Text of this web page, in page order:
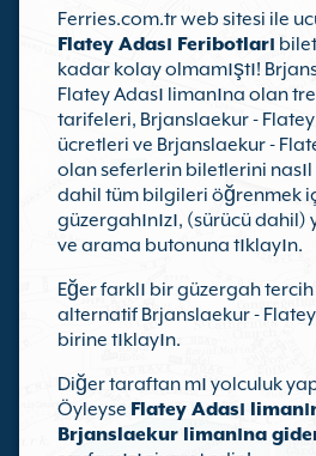
Ferries.com.tr web sitesi ile
Flatey Adası Feribotları
kadar kolay olmamıştı!
Flatey Adası limanına olan
tarifeleri, Brjanslaekur - Flatey
ücretleri ve Brjanslaekur -
olan seferlerin biletlerini
dahil tüm bilgileri öğrenmek
güzergahınızı, (sürücü dahil)
ve arama butonuna tıklayın.
Eğer farklı bir güzergah
alternatif Brjanslaekur -
birine tıklayın.
Diğer taraftan mı yolculuk
Öyleyse Flatey Adası
Brjanslaekur limanına